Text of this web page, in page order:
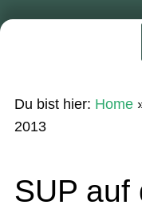
SUP-Events
Du bist hier: Home
2013
SUP auf